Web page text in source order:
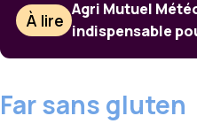
À lire
Agri Mutuel
indispensable
Far sans gluten